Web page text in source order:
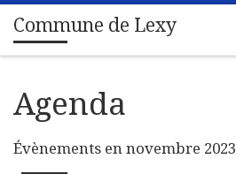
Passer au contenu
Commune de Lexy
Agenda
Évènements en novembre 2023